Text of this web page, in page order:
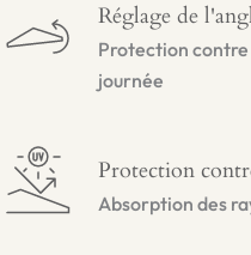
Réglage de
Protection
journée
Protection
Absorption des